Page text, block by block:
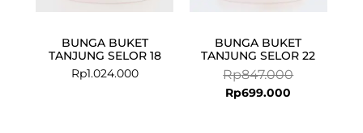
BUNGA BUKET
TANJUNG SELOR 18
Rp1.024.000
BUNGA BUKET
TANJUNG SELOR 22
Rp847.000
Rp699.000